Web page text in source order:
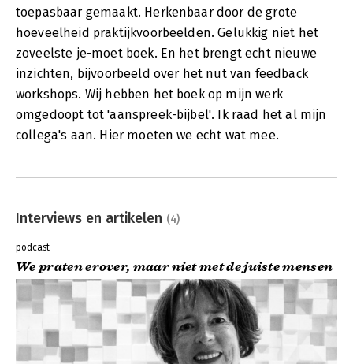
toepasbaar gemaakt. Herkenbaar door de grote
hoeveelheid praktijkvoorbeelden. Gelukkig niet het
zoveelste je-moet boek. En het brengt echt nieuwe
inzichten, bijvoorbeeld over het nut van feedback
workshops. Wij hebben het boek op mijn werk
omgedoopt tot 'aanspreek-bijbel'. Ik raad het al mijn
collega's aan. Hier moeten we echt wat mee.
Interviews en artikelen (4)
podcast
We praten erover, maar niet met de juiste mensen